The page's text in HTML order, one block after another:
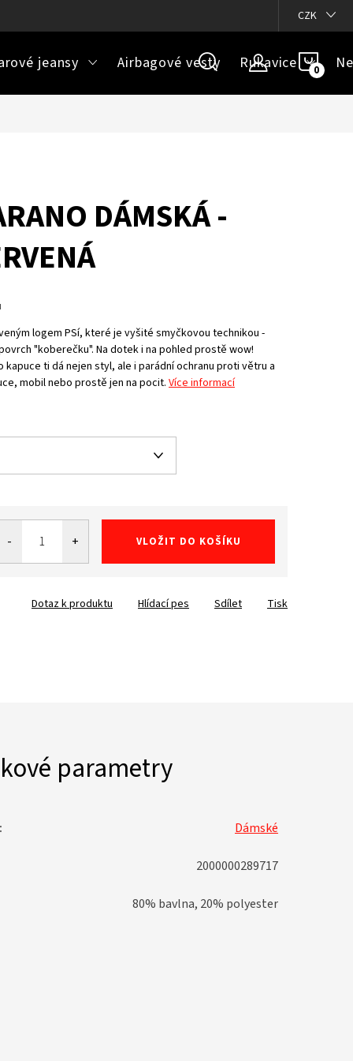
CZK
jeansy Airbagové vesty Rukavice
DÁMSKÁ -
logem PSí, které je vyšité smyčkovou technikou -
"koberečku". Na dotek i na pohled prostě wow!
ti dá nejen styl, ale i parádní ochranu proti větru a
mobil nebo prostě jen na pocit.Více informací
VLOŽIT DO KOŠÍKU
Tisk
Dotaz k produktu Hlídací pes Sdílet
parametry
: Dámské
2000000289717
80% bavlna, 20% polyester